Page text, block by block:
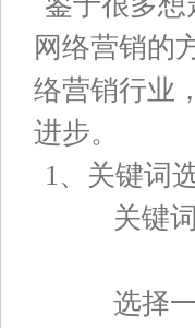
网络营销的
络营销行业
进步。
1、关键词
关键词选
选择一个